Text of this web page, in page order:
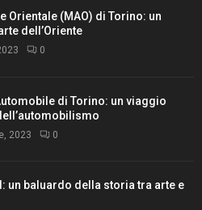
Orientale (MAO) di Torino: un
dell’Oriente
0
di Torino: un viaggio
2023 0
un baluardo della storia tra arte e